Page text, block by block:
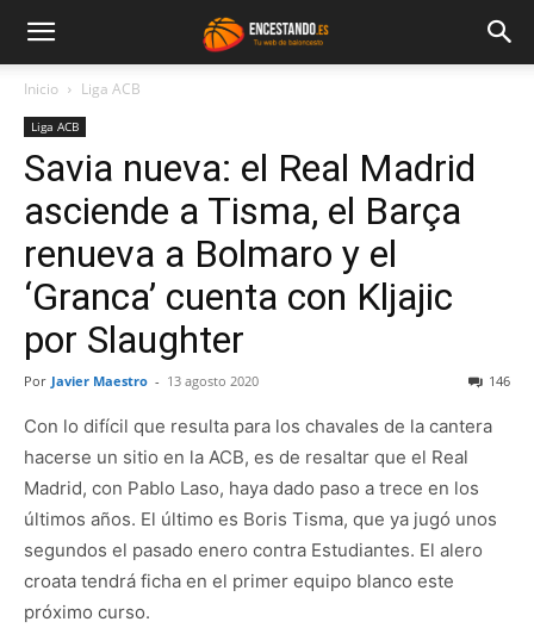
Inicio Liga ACB
Liga ACB
Savia nueva: el Real Madrid
asciende a Tisma, el Barça
renueva a Bolmaro y el
‘Granca’ cuenta con Kljajic
por Slaughter
Por Javier Maestro - 13 agosto 2020 146
Con lo difícil que resulta para los chavales de la cantera
hacerse un sitio en la ACB, es de resaltar que el Real
Madrid, con Pablo Laso, haya dado paso a trece en los
últimos años. El último es Boris Tisma, que ya jugó unos
segundos el pasado enero contra Estudiantes. El alero
croata tendrá ficha en el primer equipo blanco este
próximo curso.